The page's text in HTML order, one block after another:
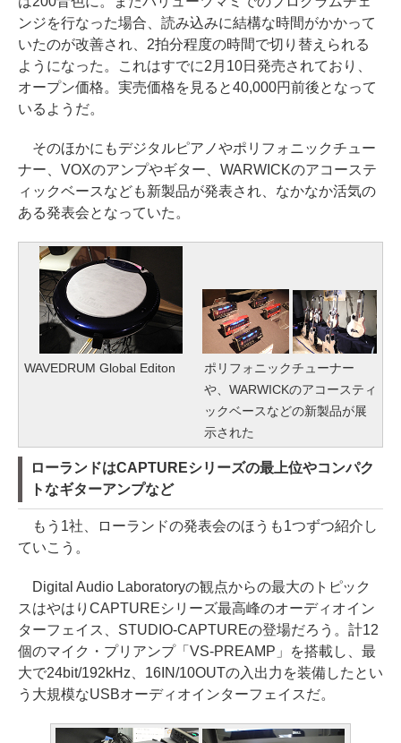
ンジを行なった場合、読み込みに結構な時間がかかって
いたのが改善され、2拍分程度の時間で切り替えられる
ようになった。これはすでに2月10日発売されており、
オープン価格。実売価格を見ると40,000円前後となって
いるようだ。
そのほかにもデジタルピアノやポリフォニックチュー
ナー、VOXのアンプやギター、WARWICKのアコーステ
ィックベースなども新製品が発表され、なかなか活気の
ある発表会となっていた。
WAVEDRUM Global Editon
ポリフォニックチューナー
や、WARWICKのアコースティ
ックベースなどの新製品が展
示された
ローランドはCAPTUREシリーズの最上位やコンパク
トなギターアンプなど
もう1社、ローランドの発表会のほうも1つずつ紹介し
ていこう。
Digital Audio Laboratoryの観点からの最大のトピック
スはやはりCAPTUREシリーズ最高峰のオーディオイン
ターフェイス、STUDIO-CAPTUREの登場だろう。計12
個のマイク・プリアンプ「VS-PREAMP」を搭載し、最
大で24bit/192kHz、16IN/10OUTの入出力を装備したとい
う大規模なUSBオーディオインターフェイスだ。